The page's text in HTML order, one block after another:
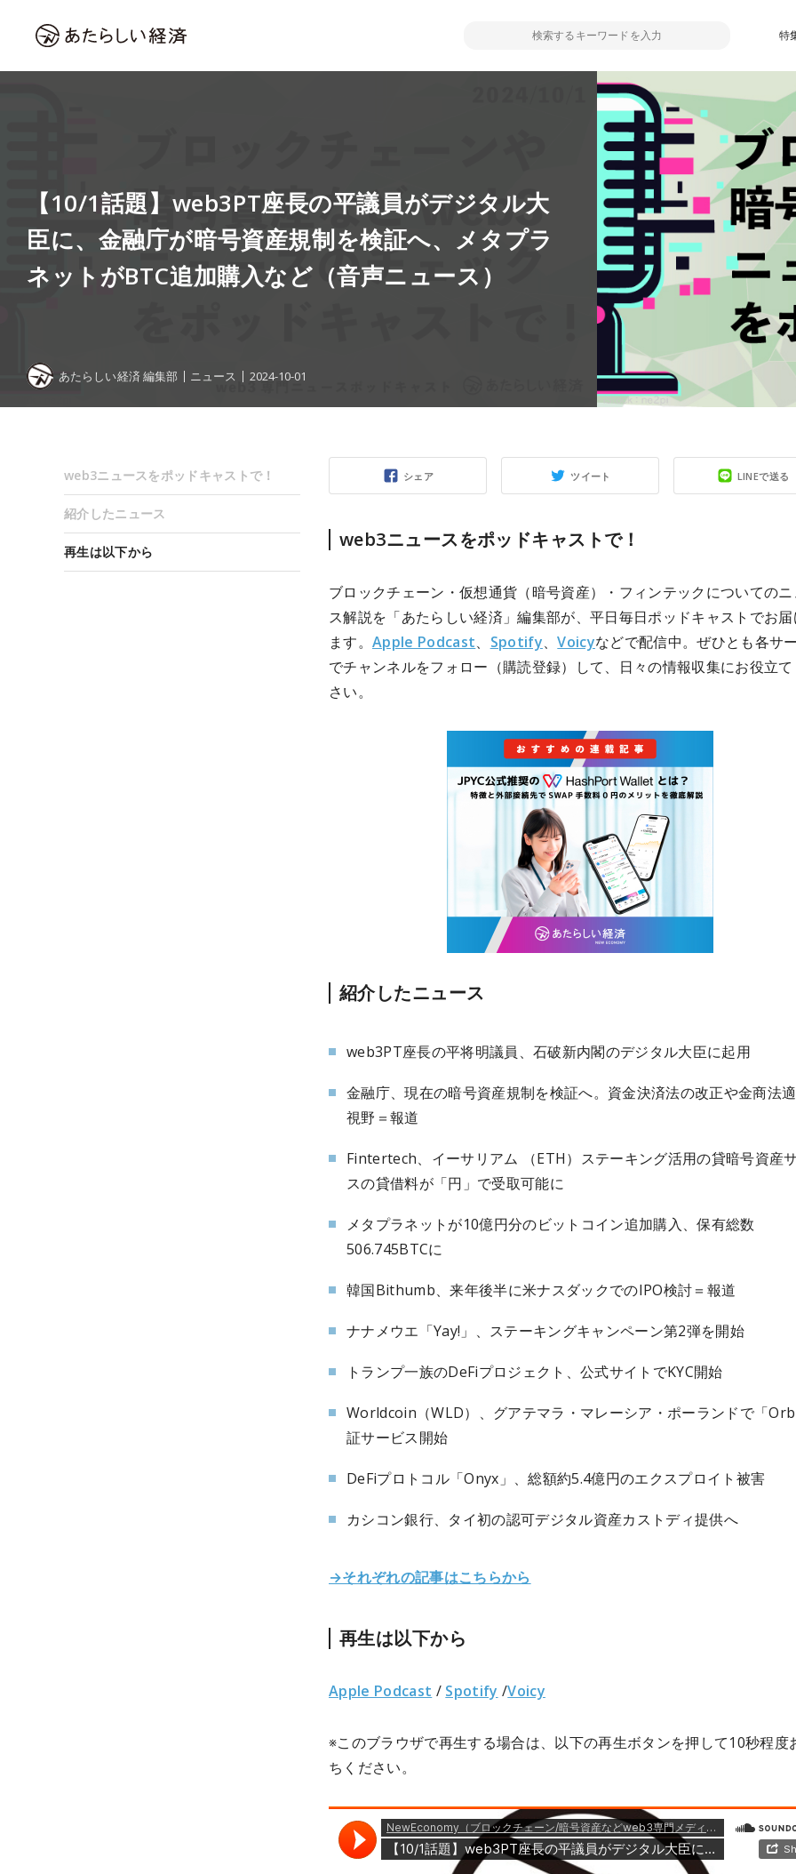
特
【10/1話題】web3PT座長の平議員がデジタル大
臣に、金融庁が暗号資産規制を検証へ、メタプラ
ネットがBTC追加購入など（音声ニュース）
あたらしい経済 編集部 ニュース 2024-10-01
シェア ツイート LINEで送る
web3ニュースをポッドキャストで！
ブロックチェーン・仮想通貨（暗号資産）・フィンテックについての
ス解説を「あたらしい経済」編集部が、平日毎日ポッドキャストでお
ます。 Apple Podcast、 Spotify、Voicyなどで配信中。ぜひとも各サ
でチャンネルをフォロー（購読登録）して、日々の情報収集にお役立
さい。
紹介したニュース
web3PT座長の平将明議員、石破新内閣のデジタル大臣に起用
金融庁、現在の暗号資産規制を検証へ。資金決済法の改正や金商法
視野＝報道
Fintertech、イーサリアム （ETH）ステーキング活用の貸暗号資産
スの貸借料が「円」で受取可能に
メタプラネットが10億円分のビットコイン追加購入、保有総数
506.745BTCに
韓国Bithumb、来年後半に米ナスダックでのIPO検討＝報道
ナナメウエ「Yay!」、ステーキングキャンペーン第2弾を開始
トランプ一族のDeFiプロジェクト、公式サイトでKYC開始
Worldcoin（WLD）、グアテマラ・マレーシア・ポーランドで「
証サービス開始
DeFiプロトコル「Onyx」、総額約5.4億円のエクスプロイト被害
カシコン銀行、タイ初の認可デジタル資産カストディ提供へ
→それぞれの記事はこちらから
再生は以下から
Apple Podcast / Spotify /Voicy
※このブラウザで再生する場合は、以下の再生ボタンを押して10秒程度
ちください。
web3ニュースをポッドキャストで！
紹介したニュース
再生は以下から